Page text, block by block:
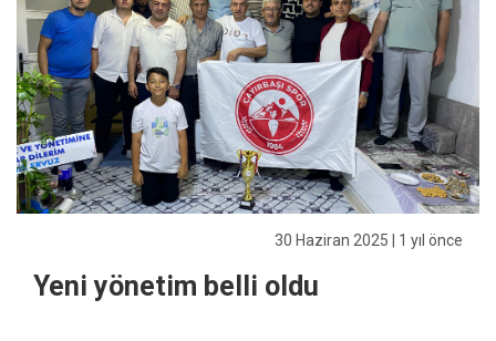
30 Haziran 2025 | 1 yıl önce
Yeni yönetim belli oldu